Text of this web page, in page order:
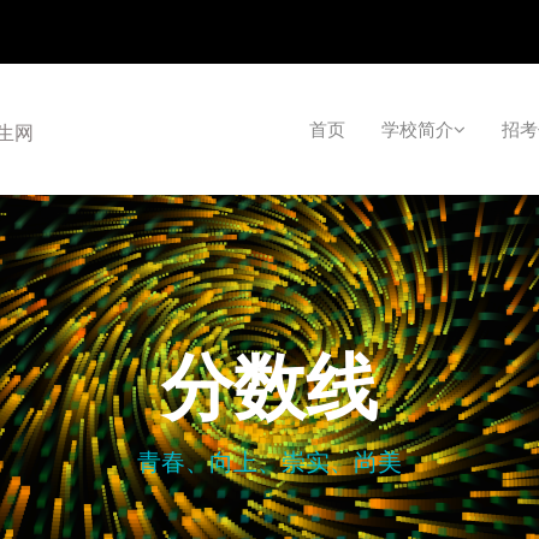
网 首页 学校简介 招
分数线
青春、向上、崇实、尚美